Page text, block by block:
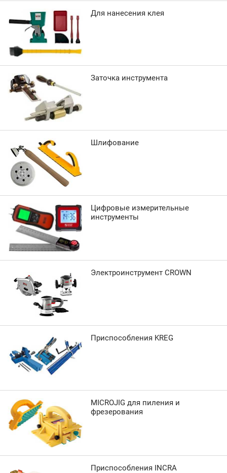
Для нанесения клея
Заточка инструмента
Шлифование
Цифровые измерительные
инструменты
Электроинструмент CROWN
Приспособления KREG
MICROJIG для пиления и
фрезерования
Приспособления INCRA